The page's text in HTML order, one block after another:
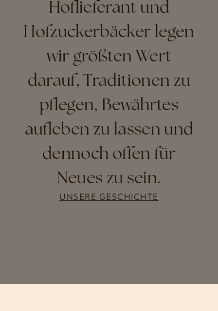
Hoflieferant und
Hofzuckerbäcker legen
wir größten Wert
darauf, Traditionen zu
pflegen, Bewährtes
aufleben zu lassen und
dennoch offen für
Neues zu sein.
UNSERE GESCHICHTE